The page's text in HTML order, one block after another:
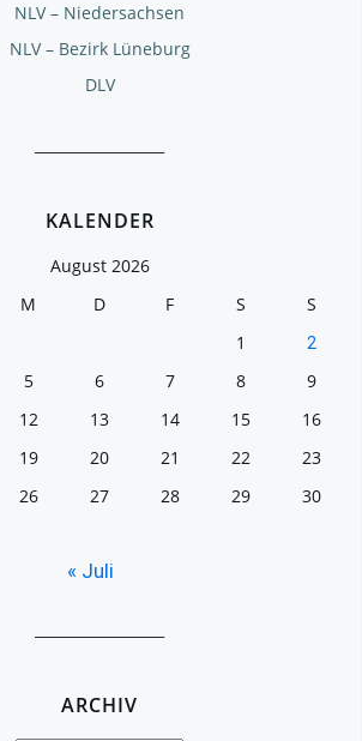
NLV – Niedersachsen
NLV – Bezirk Lüneburg
DLV
KALENDER
August 2026
M D F S
S
1
2
5 6 7 8
9
12 13 14 15
16
19 20 21 22
23
26 27 28 29
30
« Juli
ARCHIV